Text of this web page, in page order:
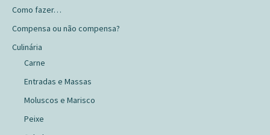
Como fazer…
Compensa ou não compensa?
Culinária
Carne
Entradas e Massas
Moluscos e Marisco
Peixe